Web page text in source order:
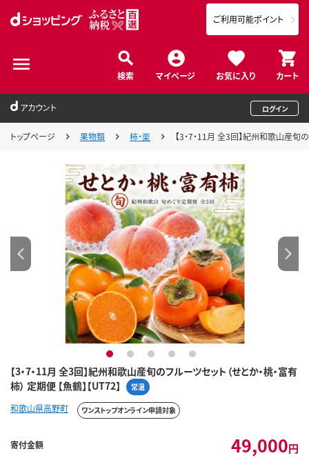
検索 マイページ お気に入り カート
ご利用可能ポイント
アカウント ログイン
トップページ 果物類 柿・栗 【3・7・11月 全3回】紀州和歌山産旬の
【3・7・11月 全3回】紀州和歌山産旬のフルーツセット（せとか・桃・富有
柿） 定期便 【魚鶴】【UT72】
常温
1 2 3 4 5
和歌山県高野町 ワンストップオンライン申請対象
寄付金額 49,000円